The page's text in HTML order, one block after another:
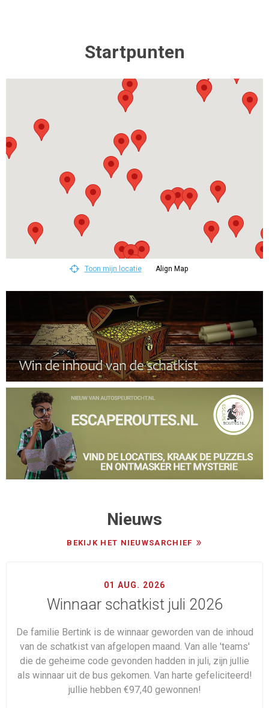
Startpunten
Toon mijn locatie Align Map
Nieuws
BEKIJK HET NIEUWSARCHIEF
01 AUG. 2026
Winnaar schatkist juli 2026
De familie Bertink is de winnaar geworden van de inhoud
van de schatkist van afgelopen maand. Van alle 'teams'
die de geheime code gevonden hadden in juli, zijn jullie
als winnaar uit de bus gekomen. Van harte gefeliciteerd!
jullie hebben €97,40 gewonnen!